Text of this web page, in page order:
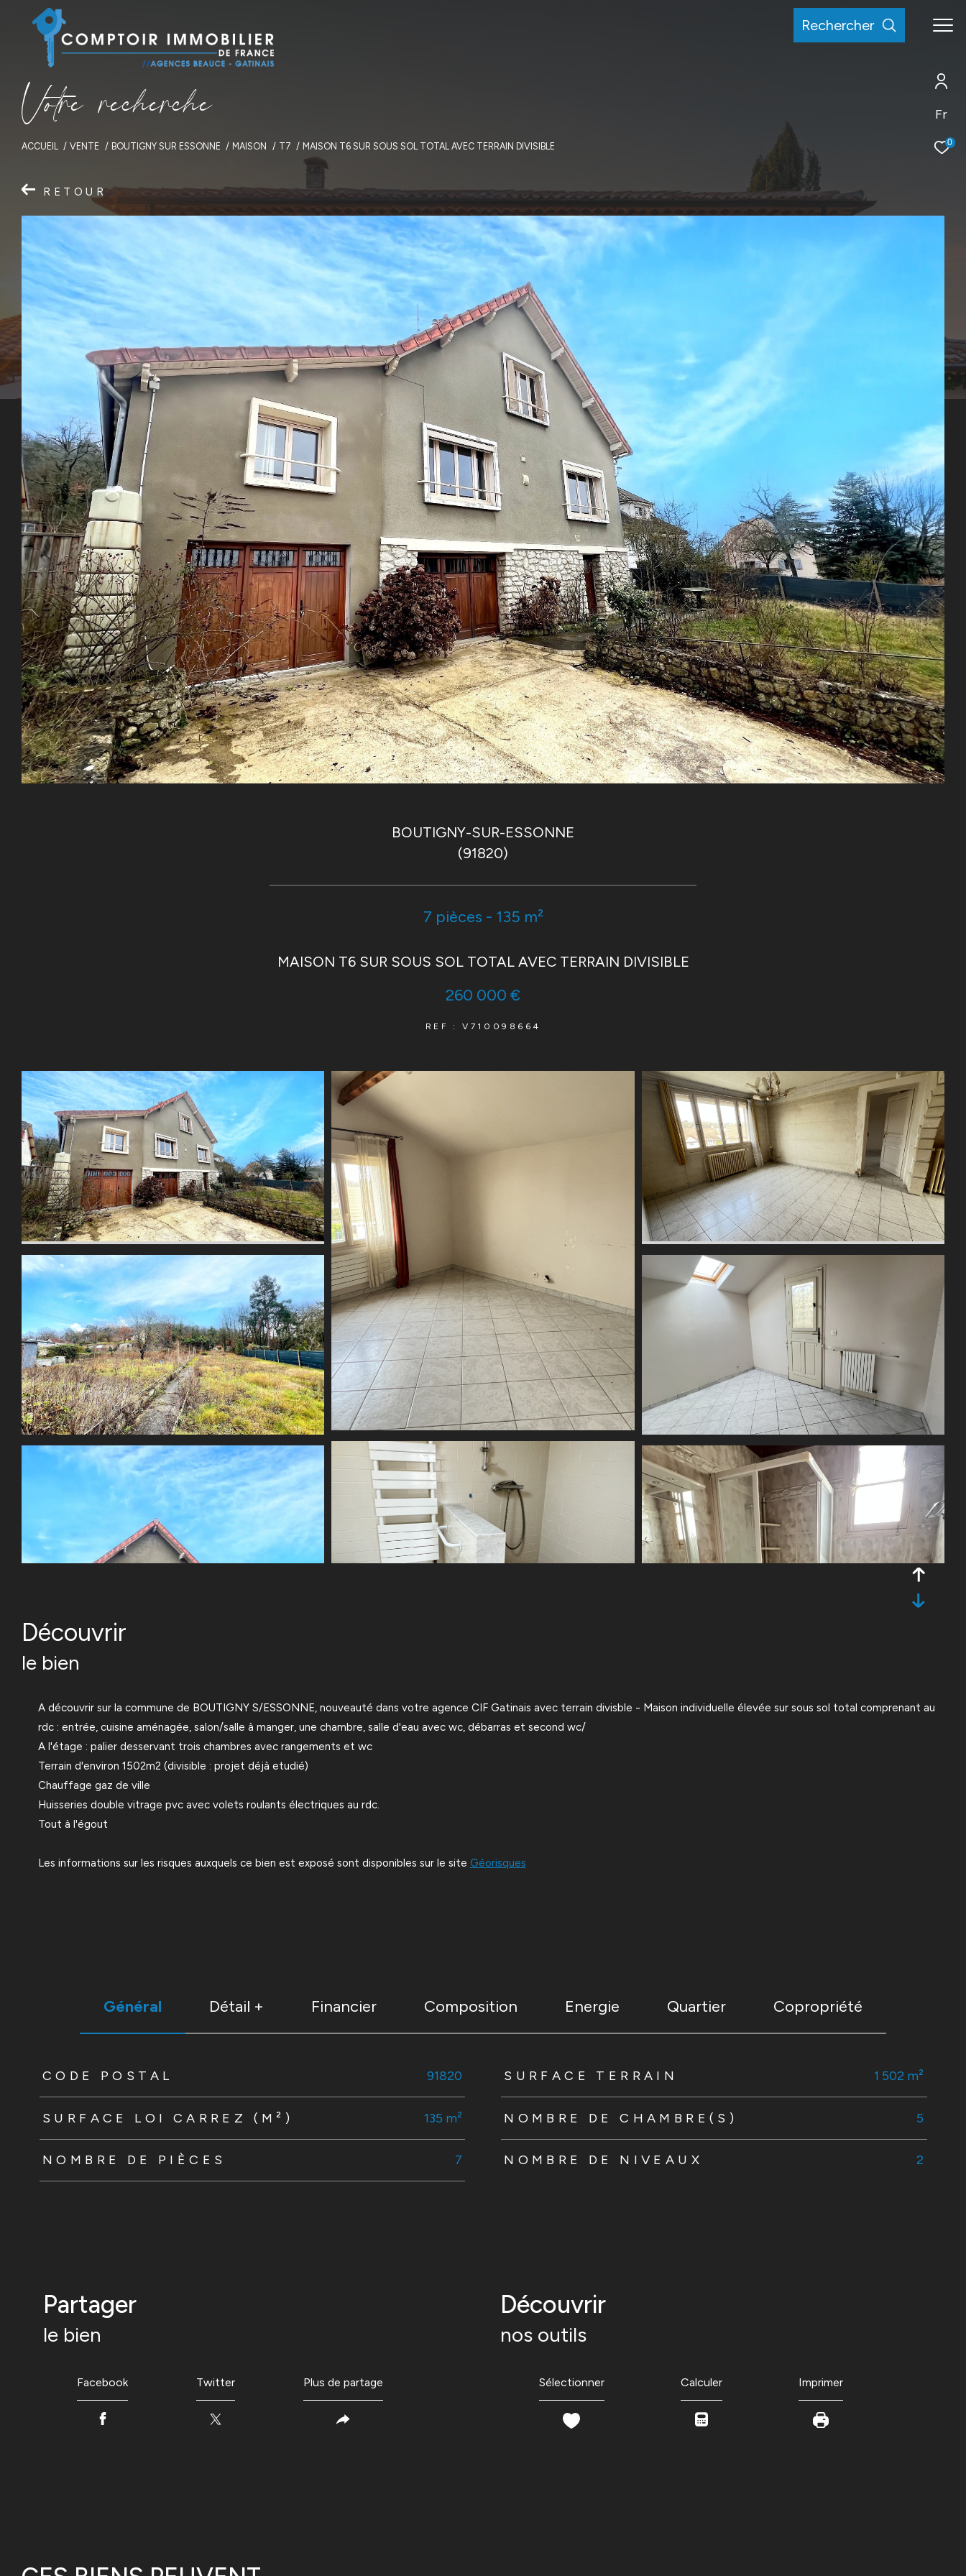
Fr
0
rechercher
Votre recherche
ACCUEIL VENTE BOUTIGNY SUR ESSONNE MAISON T7 MAISON T6 SUR SOUS SOL TOTAL AVEC TERRAIN DIVISIBLE
RETOUR
BOUTIGNY-SUR-ESSONNE
(91820)
7 pièces - 135 m²
MAISON T6 SUR SOUS SOL TOTAL AVEC TERRAIN DIVISIBLE
260 000 €
REF : V710098664
découvrir
le bien
A découvrir sur la commune de BOUTIGNY S/ESSONNE, nouveauté dans votre agence CIF Gatinais avec terrain divisble - Maison individuelle élevée sur sous sol total comprenant au
rdc : entrée, cuisine aménagée, salon/salle à manger, une chambre, salle d'eau avec wc, débarras et second wc/
A l'étage : palier desservant trois chambres avec rangements et wc
Terrain d'environ 1502m2 (divisible : projet déjà etudié)
Chauffage gaz de ville
Huisseries double vitrage pvc avec volets roulants électriques au rdc.
Tout à l'égout
Les informations sur les risques auxquels ce bien est exposé sont disponibles sur le site Géorisques
Général Détail + Financier Composition Energie Quartier Copropriété
TRAD_ZEPHYR_Caracteristique
CODE POSTAL 91820 SURFACE TERRAIN 1 502 m²
SURFACE LOI CARREZ (M²) 135 m² NOMBRE DE CHAMBRE(S) 5
NOMBRE DE PIÈCES 7 NOMBRE DE NIVEAUX 2
partager
le bien
Facebook Twitter Plus de partage
découvrir
nos outils
Sélectionner Calculer Imprimer